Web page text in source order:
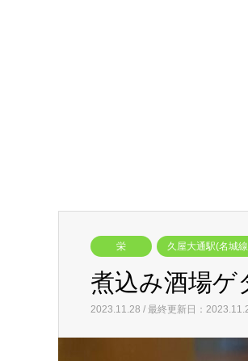
栄 久屋大通駅(名城
煮込み酒場ゲ
2023.11.28 / 最終更新日：